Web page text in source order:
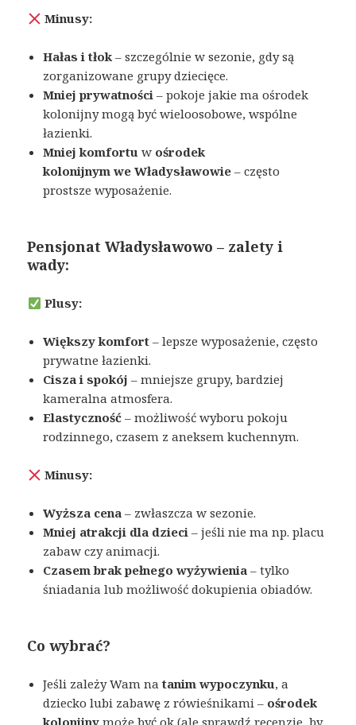
Minusy:
Hałas i tłok– szczególnie w sezonie, gdy są
zorganizowane grupy dziecięce.
Mniej prywatności – pokoje jakie ma ośrodek
kolonijny mogą być wieloosobowe, wspólne
łazienki.
Mniej komfortu w ośrodek
kolonijnym we Władysławowie – często
prostsze wyposażenie.
Pensjonat Władysławowo – zalety i
wady:
Plusy:
Większy komfort – lepsze wyposażenie, często
prywatne łazienki.
Cisza i spokój – mniejsze grupy, bardziej
kameralna atmosfera.
Elastyczność – możliwość wyboru pokoju
rodzinnego, czasem z aneksem kuchennym.
Minusy:
Wyższa cena – zwłaszcza w sezonie.
Mniej atrakcji dla dzieci – jeśli nie ma np. placu
zabaw czy animacji.
Czasem brak pełnego wyżywienia – tylko
śniadania lub możliwość dokupienia obiadów.
Co wybrać?
Jeśli zależy Wam natanim wypoczynku, a
dziecko lubi zabawę z rówieśnikami – ośrodek